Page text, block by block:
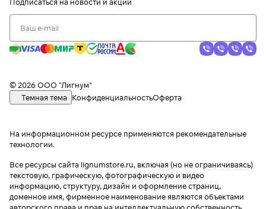
Подписаться на новости и акции
© 2026 ООО "Лигнум"
Темная тема
КонфиденциальностьОферта
На информационном ресурсе применяются рекомендательные
технологии.
Все ресурсы сайта lignumstore.ru, включая (но не ограничиваясь)
текстовую, графическую, фотографическую и видео
информацию, структуру, дизайн и оформление страниц,
доменное имя, фирменное наименование являются объектами